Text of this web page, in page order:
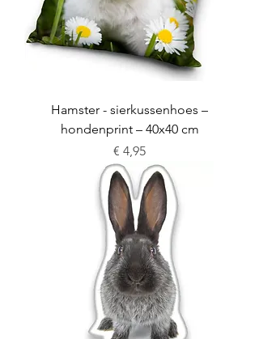
Hamster - sierkussenhoes –
hondenprint – 40x40 cm
Prijs
€ 4,95